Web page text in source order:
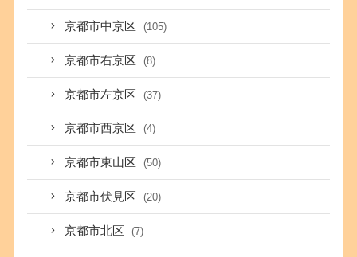
京都市中京区 (105)
京都市右京区 (8)
京都市左京区 (37)
京都市西京区 (4)
京都市東山区 (50)
京都市伏見区 (20)
京都市北区 (7)